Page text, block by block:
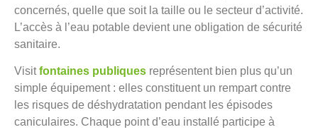
concernés, quelle que soit la taille ou le secteur d’activité.
L’accès à l’eau potable devient une obligation de sécurité
sanitaire.
Visitfontaines publiques représentent bien plus qu’un
simple équipement : elles constituent un rempart contre
les risques de déshydratation pendant les épisodes
caniculaires. Chaque point d’eau installé participe à